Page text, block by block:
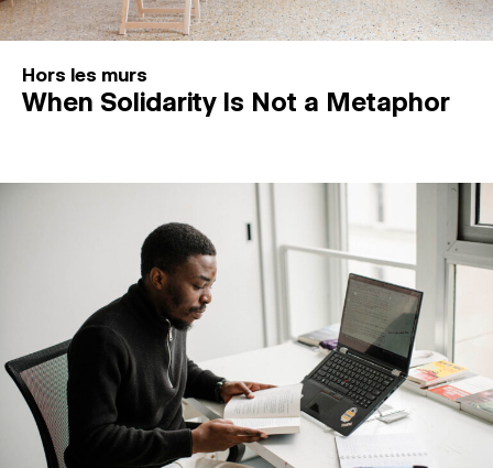
Hors les murs
When Solidarity Is Not a Metaphor